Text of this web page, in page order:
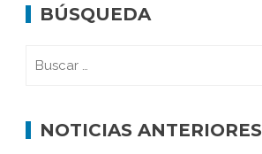
BÚSQUEDA
NOTICIAS ANTERIORES